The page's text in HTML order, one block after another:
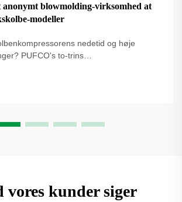
blowmolding-virksomhed at
modeller
nedetid og høje
PUFCO's to-trins
om en løsningsgennemgang.
vores kunder siger